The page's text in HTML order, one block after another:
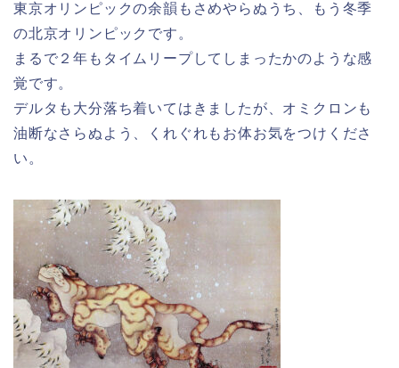
東京オリンピックの余韻もさめやらぬうち、もう冬季
の北京オリンピックです。
まるで２年もタイムリープしてしまったかのような感
覚です。
デルタも大分落ち着いてはきましたが、オミクロンも
油断なさらぬよう、くれぐれもお体お気をつけくださ
い。